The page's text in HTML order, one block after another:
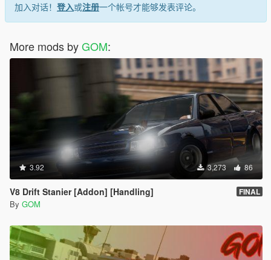
加入对话！ 登入或注册一个帐号才能够发表评论。
More mods byGOM:
3.92 3,273 86
V8 Drift Stanier [Addon] [Handling] FINAL
By GOM